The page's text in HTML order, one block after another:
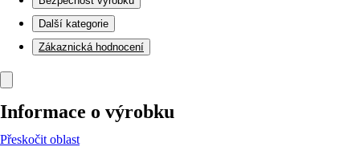
Další kategorie
Zákaznická hodnocení
Informace o výrobku
Přeskočit oblast